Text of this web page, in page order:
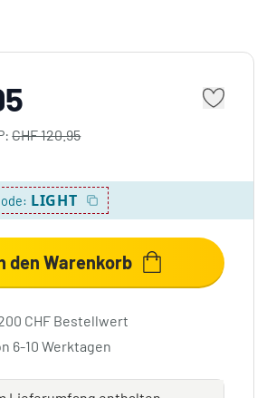
CHF 120.95
LIGHT
den Warenkorb
CHF Bestellwert
6-10 Werktagen